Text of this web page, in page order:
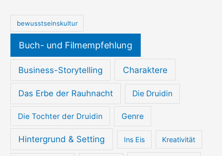
bewusstseinskultur
Buch- und Filmempfehlung
Business-Storytelling Charaktere
Das Erbe der Rauhnacht Die Druidin
Die Tochter der Druidin Genre
Hintergrund & Setting Ins Eis Kreativität